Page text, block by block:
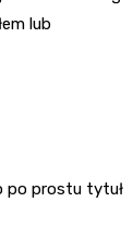
lub
po prostu tytuł